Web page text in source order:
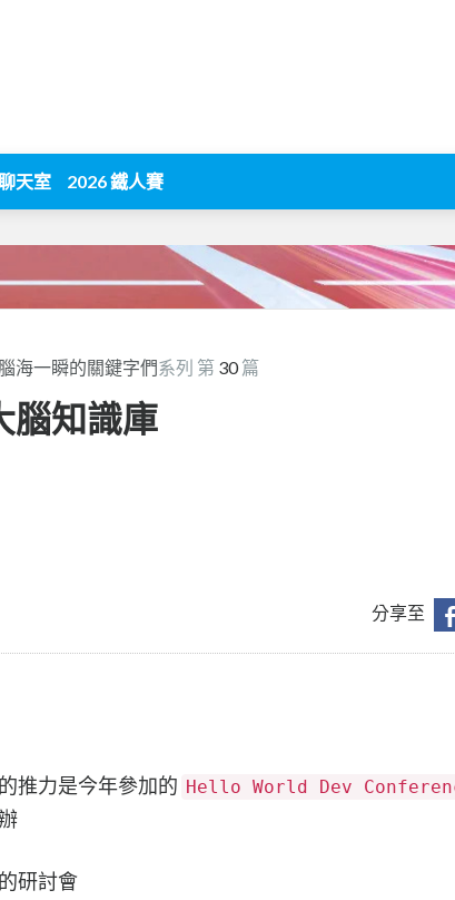
天室 2026 鐵人賽
海一瞬的關鍵字們系列 第 30篇
腦知識庫
分享至
推力是今年參加的 Hello World Dev
研討會